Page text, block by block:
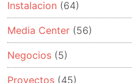
Instalacion (64)
Media Center (56)
Negocios (5)
Proyectos (45)